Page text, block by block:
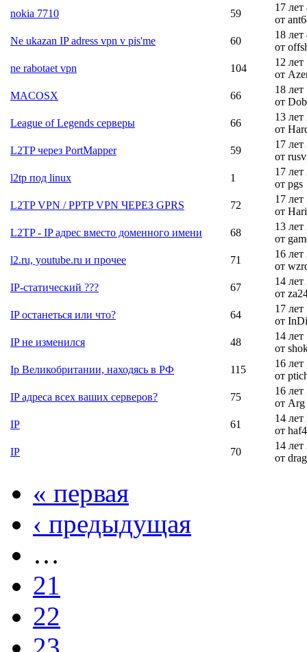
nokia 7710
59
17 лет
от
Ne ukazan IP adress vpn v pis'me
60
18 лет
от
ne rabotaet vpn
104
12 лет
от
MACOSX
66
18 лет
от
League of Legends серверы
66
13 лет
от
L2TP через PortMapper
59
17 лет
от
l2tp под linux
1
17 лет
от pgs
L2TP VPN / PPTP VPN ЧЕРЕЗ GPRS
72
17 лет
от
L2TP - IP адрес вместо доменного имени
68
13 лет
от
l2.ru, youtube.ru и прочее
71
16 лет
от
IP-статический ???
67
14 лет
от
IP останеться или что?
64
17 лет
от
IP не изменился
48
14 лет
от
Ip Великобритании, находясь в РФ
115
16 лет
от
IP адреса всех ваших серверов?
75
16 лет
от Arg
IP
61
14 лет
от
IP
70
14 лет
от
« первая
‹ предыдущая
…
21
22